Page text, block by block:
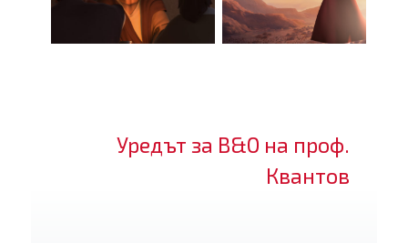
Уредът за В&О на проф.
Квантов